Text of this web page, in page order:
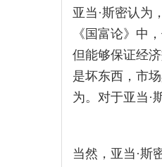
亚当·斯密认为
《国富论》中
但能够保证经
是坏东西，市
为。对于亚当·
当然，亚当·斯